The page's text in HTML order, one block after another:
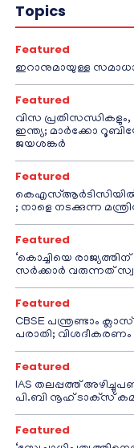
Topics
Featured
ഇറാനുമായുള്ള
Featured
വിസ
ഇന്ത്യ; മാർക്കോ
ജയശങ്കർ
Featured
കെഎസ്ആർടിസിയിൽ
; നാളെ നടക്കുന്ന
Featured
‘കൊച്ചിയെ
സർക്കാർ വരുന്നത്
Featured
CBSE പന്ത്രണ്ടാം
പരാതി; വിശദീകരണം
Featured
IAS തലപ്പത്ത്
പി.ബി നൂഹ് ടാക്‌സ്
Featured